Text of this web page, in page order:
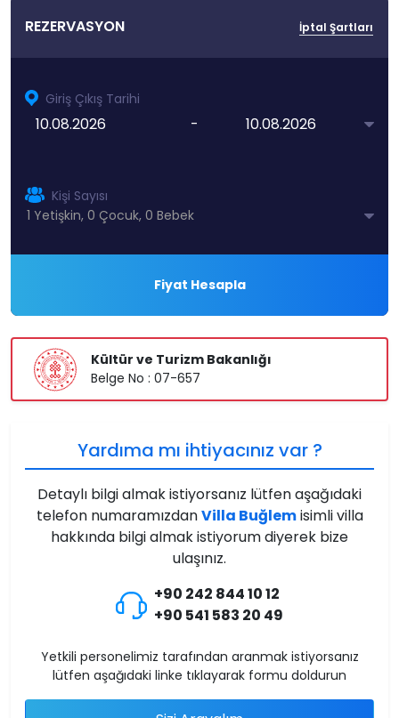
REZERVASYON İptal Şartları
Giriş Çıkış Tarihi
-
Kişi Sayısı
Fiyat Hesapla
Kültür ve Turizm Bakanlığı
Belge No : 07-657
Yardıma mı ihtiyacınız var ?
Detaylı bilgi almak istiyorsanız lütfen aşağıdaki
telefon numaramızdanVilla Buğlemisimli villa
hakkında bilgi almak istiyorum diyerek bize
ulaşınız.
+90 242 844 10 12
+90 541 583 20 49
Yetkili personelimiz tarafından aranmak istiyorsanız
lütfen aşağıdaki linke tıklayarak formu doldurun